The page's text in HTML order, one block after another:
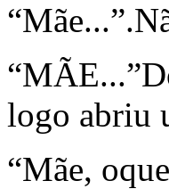
logo abriu
“Mãe,